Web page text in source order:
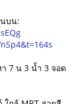
บน:
7 น 3 น้ำ 3 จอด